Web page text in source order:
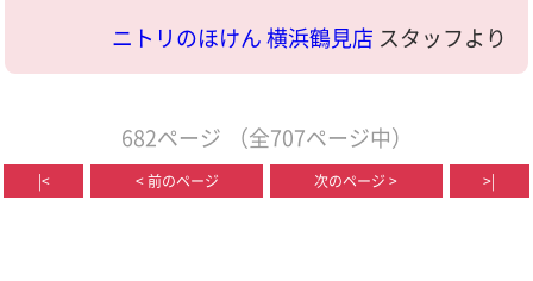
ニトリのほけん 横浜鶴見店 スタッフより
682ページ （全707ページ中）
|< < 前のページ 次のページ > >|